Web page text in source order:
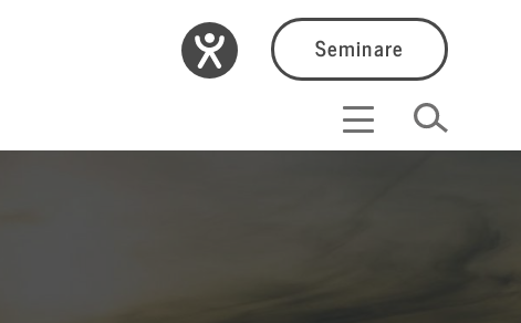
Seminare